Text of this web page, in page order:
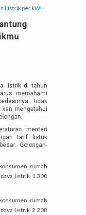
Listrik per kWH
listrik di tahun
memahami
tidak
mengetahui
menteri
tarif listrik
Golongan-
rumah
listrik 1.300
rumah
listrik 2.200